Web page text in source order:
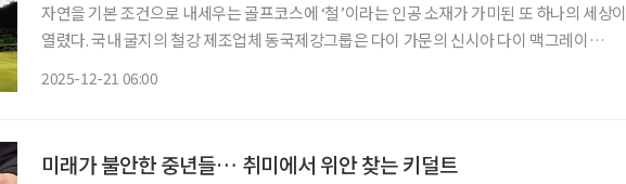
자연을 기본 조건으로 내세우는 골프코스에 ‘철’이라는 인공 소재가 가미된 또 하나의 세상이
열렸다. 국내 굴지의 철강 제조업체 동국제강그룹은 다이 가문의 신시아 다이 맥그레이
2025-12-21 06:00
미래가 불안한 중년들… 취미에서 위안 찾는 키덜트